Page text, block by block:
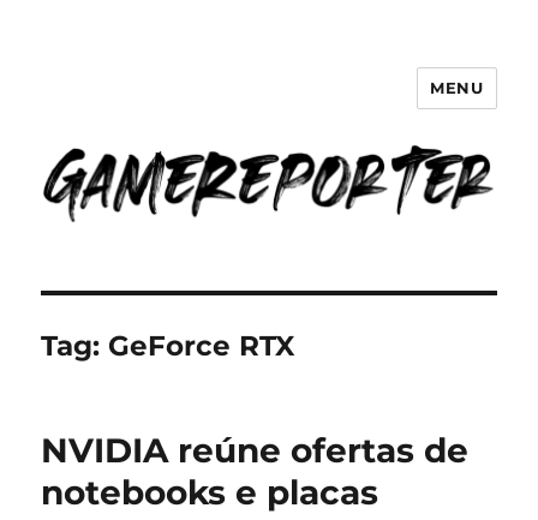
GameReporter | Cultura Gamer
MENU
Tag: GeForce RTX
NVIDIA reúne ofertas de
notebooks e placas